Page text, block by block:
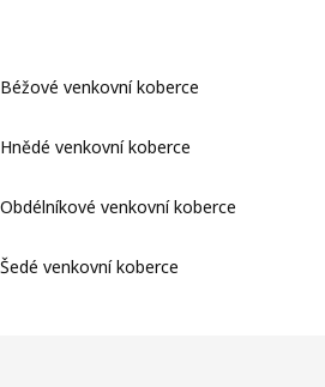
Béžové venkovní koberce
Hnědé venkovní koberce
Obdélníkové venkovní koberce
Šedé venkovní koberce